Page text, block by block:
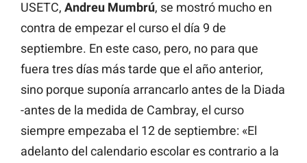
USETC, Andreu Mumbrú, se mostró mucho en
contra de empezar el curso el día 9 de
septiembre. En este caso, pero, no para que
fuera tres días más tarde que el año anterior,
sino porque suponía arrancarlo antes de la Diada
-antes de la medida de Cambray, el curso
siempre empezaba el 12 de septiembre: «El
adelanto del calendario escolar es contrario a la